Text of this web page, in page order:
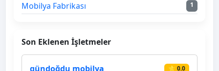
Mobilya Fabrikası
1
Son Eklenen İşletmeler
gündoğdu mobilya ⭐ 0.0